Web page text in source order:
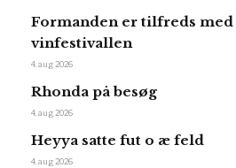
Formanden er tilfreds
vinfestivallen
4. aug 2026
Rhonda på besøg
4. aug 2026
Heyya satte fut o æ feld
4. aug 2026